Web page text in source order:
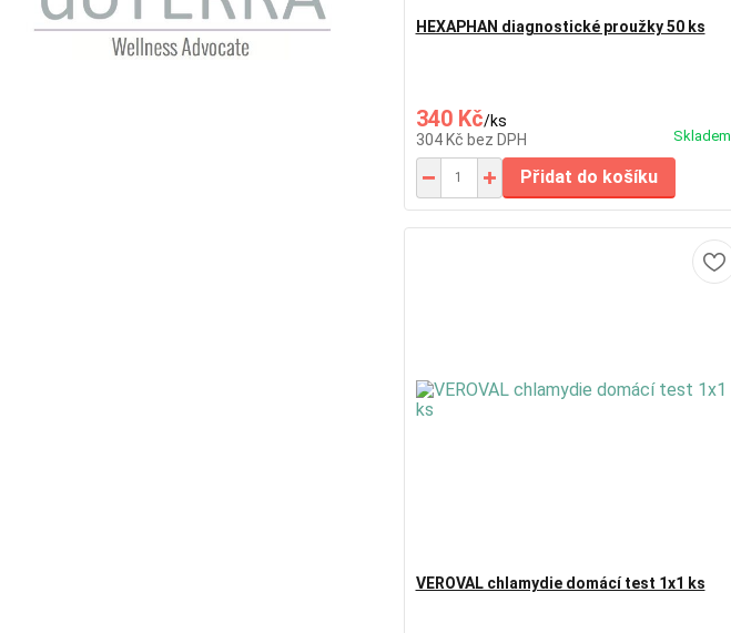
HEXAPHAN diagnostické proužky 50 ks
340 Kč/ks
304 Kč bez DPH Skladem
Přidat do košíku
VEROVAL chlamydie domácí test 1x1 ks